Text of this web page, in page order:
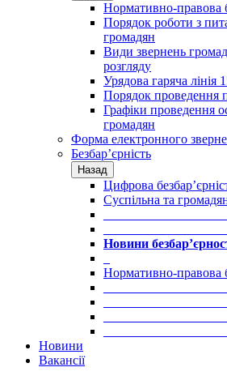
Нормативно-правова
Порядок роботи з
громадян
Види звернень
розгляду
Урядова гаряча лінія
Порядок проведення
Графіки проведення
громадян
Форма електронного
Безбар’єрність
Назад
Цифрова
Суспільна та
Новини
Нормативно-правова
Новини
Вакансії